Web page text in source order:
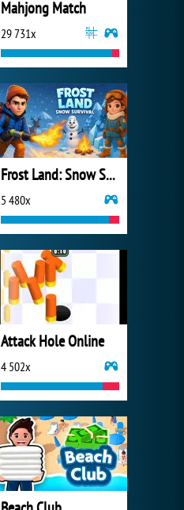
Mahjong Match
29 731x
Frost Land: Snow Survival
5 480x
Attack Hole Online
4 502x